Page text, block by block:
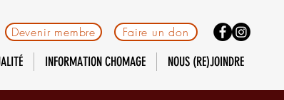
Devenir membre
Faire un don
INFORMATION CHOMAGE NOUS (RE)JOINDRE